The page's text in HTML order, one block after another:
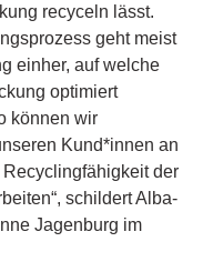
recyceln lässt.
geht meist
einher, auf welche
optimiert
können wir
Kund*innen an
der
schildert Alba-
Jagenburg im